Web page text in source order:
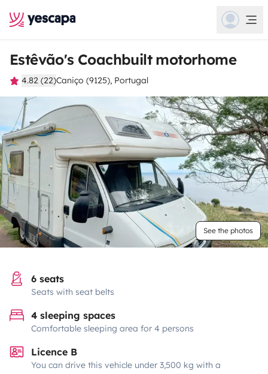
Estêvão's Coachbuilt motorhome
4.82 (22)Caniço (9125), Portugal
See the photos
6 seats
Seats with seat belts
4 sleeping spaces
Comfortable sleeping area for 4 persons
Licence B
You can drive this vehicle under 3,500 kg with a